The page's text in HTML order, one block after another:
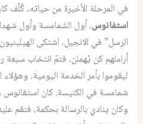
في المرحلة الأخيرة من حياته، كُلّف
استفانوس، أول الشمامسة وأول
الرسل” في الانجيل، اشتكى
أراملهم كن يُهملن، فتمّ انتخاب
ليقوموا بأمر الخدمة اليومية،
شمامسة في الكنيسة. كان استفانوس
وكان ينادي بالرسالة بحكمة، فنقم